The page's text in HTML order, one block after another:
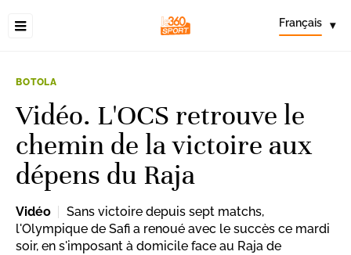
Français ▾
BOTOLA
Vidéo. L'OCS retrouve le
chemin de la victoire aux
dépens du Raja
Vidéo
Sans victoire depuis sept matchs,
l'Olympique de Safi a renoué avec le succès ce mardi
soir, en s'imposant à domicile face au Raja de